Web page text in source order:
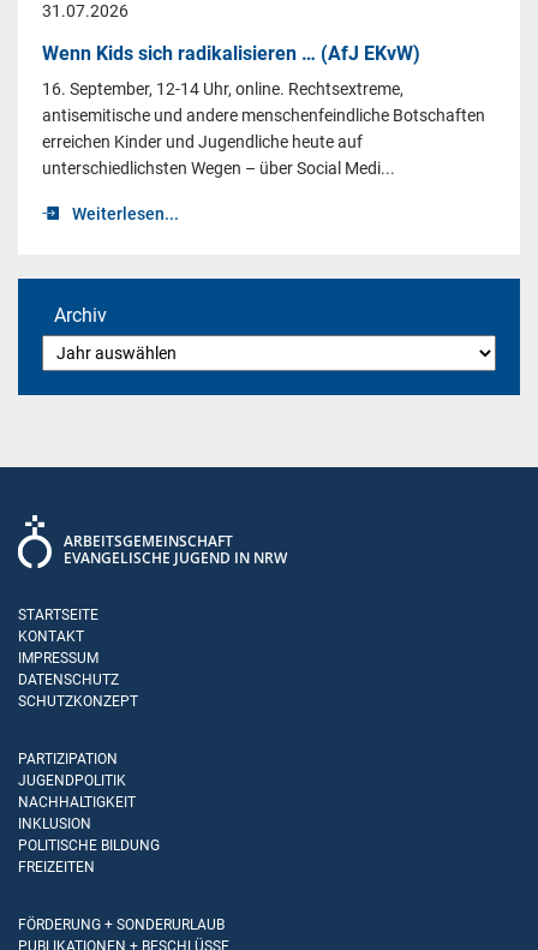
31.07.2026
Wenn Kids sich radikalisieren … (AfJ EKvW)
16. September, 12-14 Uhr, online. Rechtsextreme,
antisemitische und andere menschenfeindliche Botschaften
erreichen Kinder und Jugendliche heute auf
unterschiedlichsten Wegen – über Social Medi...
Weiterlesen...
Archiv
ARBEITSGEMEINSCHAFT
EVANGELISCHE JUGEND IN NRW
STARTSEITE
KONTAKT
IMPRESSUM
DATENSCHUTZ
SCHUTZKONZEPT
PARTIZIPATION
JUGENDPOLITIK
NACHHALTIGKEIT
INKLUSION
POLITISCHE BILDUNG
FREIZEITEN
FÖRDERUNG + SONDERURLAUB
PUBLIKATIONEN + BESCHLÜSSE